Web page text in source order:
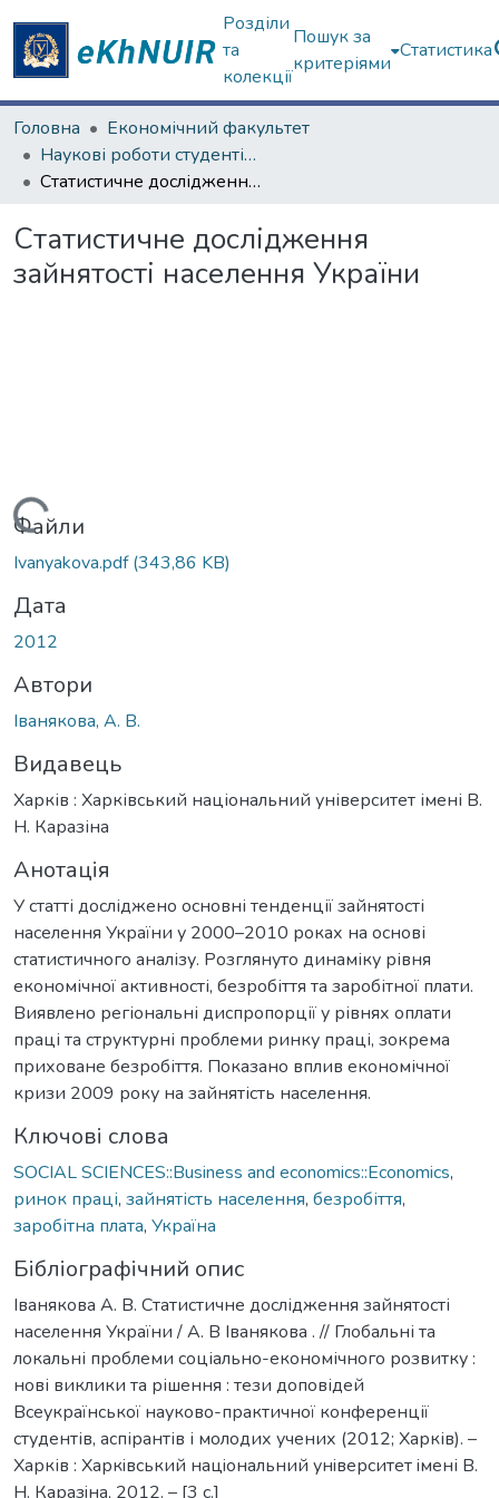
Розділи
та
колекції
Пошук за
критеріями
Статистика
Головна
Економічний факультет
Наукові роботи студентів та аспірантів. Економічний факультет
Статистичне дослідження зайнятості населення України
Статистичне дослідження
зайнятості населення України
Вантажиться...
Файли
Ivanyakova.pdf(343,86 KB)
Дата
2012
Автори
Іванякова, А. В.
Видавець
Харків : Харківський національний університет імені В.
Н. Каразіна
Анотація
У статті досліджено основні тенденції зайнятості
населення України у 2000–2010 роках на основі
статистичного аналізу. Розглянуто динаміку рівня
економічної активності, безробіття та заробітної плати.
Виявлено регіональні диспропорції у рівнях оплати
праці та структурні проблеми ринку праці, зокрема
приховане безробіття. Показано вплив економічної
кризи 2009 року на зайнятість населення.
Ключові слова
SOCIAL SCIENCES::Business and economics::Economics,
ринок праці, зайнятість населення, безробіття,
заробітна плата, Україна
Бібліографічний опис
Іванякова А. В. Статистичне дослідження зайнятості
населення України / А. В Іванякова . // Глобальні та
локальні проблеми соціально-економічного розвитку :
нові виклики та рішення : тези доповідей
Всеукраїнської науково-практичної конференції
студентів, аспірантів і молодих учених (2012; Харків). –
Харків : Харкiвський нацiональний унiверситет iмені В.
Н. Каразiна, 2012. – [3 c.]